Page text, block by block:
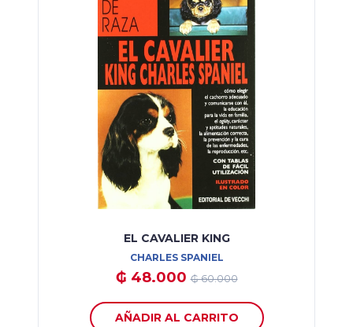
EL CAVALIER KING
CHARLES SPANIEL
₲ 48.000₲ 60.000
AÑADIR AL CARRITO